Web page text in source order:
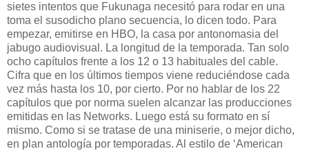
sietes intentos que Fukunaga necesitó para rodar en una
toma el susodicho plano secuencia, lo dicen todo. Para
empezar, emitirse en HBO, la casa por antonomasia del
jabugo audiovisual. La longitud de la temporada. Tan solo
ocho capítulos frente a los 12 o 13 habituales del cable.
Cifra que en los últimos tiempos viene reduciéndose cada
vez más hasta los 10, por cierto. Por no hablar de los 22
capítulos que por norma suelen alcanzar las producciones
emitidas en las Networks. Luego está su formato en sí
mismo. Como si se tratase de una miniserie, o mejor dicho,
en plan antología por temporadas. Al estilo de ‘American